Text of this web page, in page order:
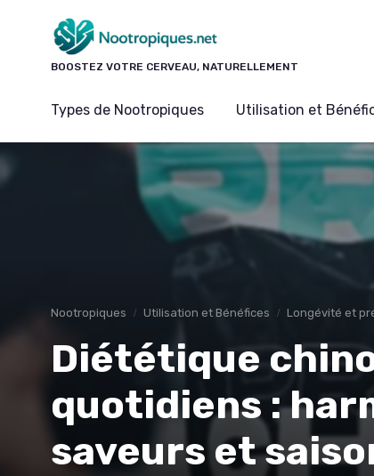
BOOSTEZ VOTRE CERVEAU, NATURELLEMENT
Types de Nootropiques Utilisation et
Nootropiques Utilisation et Bénéfices Longévité et
Diététique
quotidiens :
saveurs et